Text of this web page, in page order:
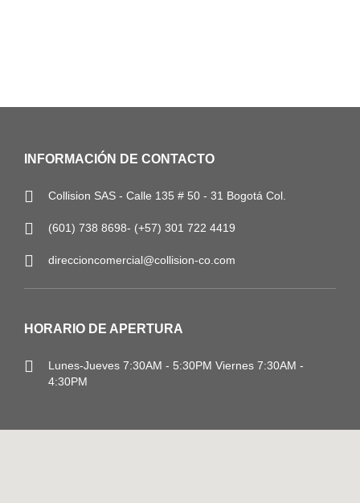
INFORMACIÓN DE CONTACTO
Collision SAS - Calle 135 # 50 - 31 Bogotá Col.
(601) 738 8698- (+57) 301 722 4419
direccioncomercial@collision-co.com
HORARIO DE APERTURA
Lunes-Jueves 7:30AM - 5:30PM Viernes 7:30AM -
4:30PM